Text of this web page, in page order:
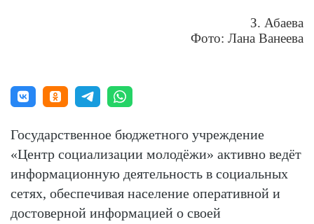
З. Абаева
Фото: Лана Ванеева
Государственное бюджетного учреждение
«Центр социализации молодёжи» активно ведёт
информационную деятельность в социальных
сетях, обеспечивая население оперативной и
достоверной информацией о своей